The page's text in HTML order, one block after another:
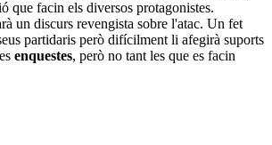
que facin els diversos protagonistes.
un discurs revengista sobre l'atac. Un fet
partidaris però difícilment li afegirà suports
enquestes, però no tant les que es facin